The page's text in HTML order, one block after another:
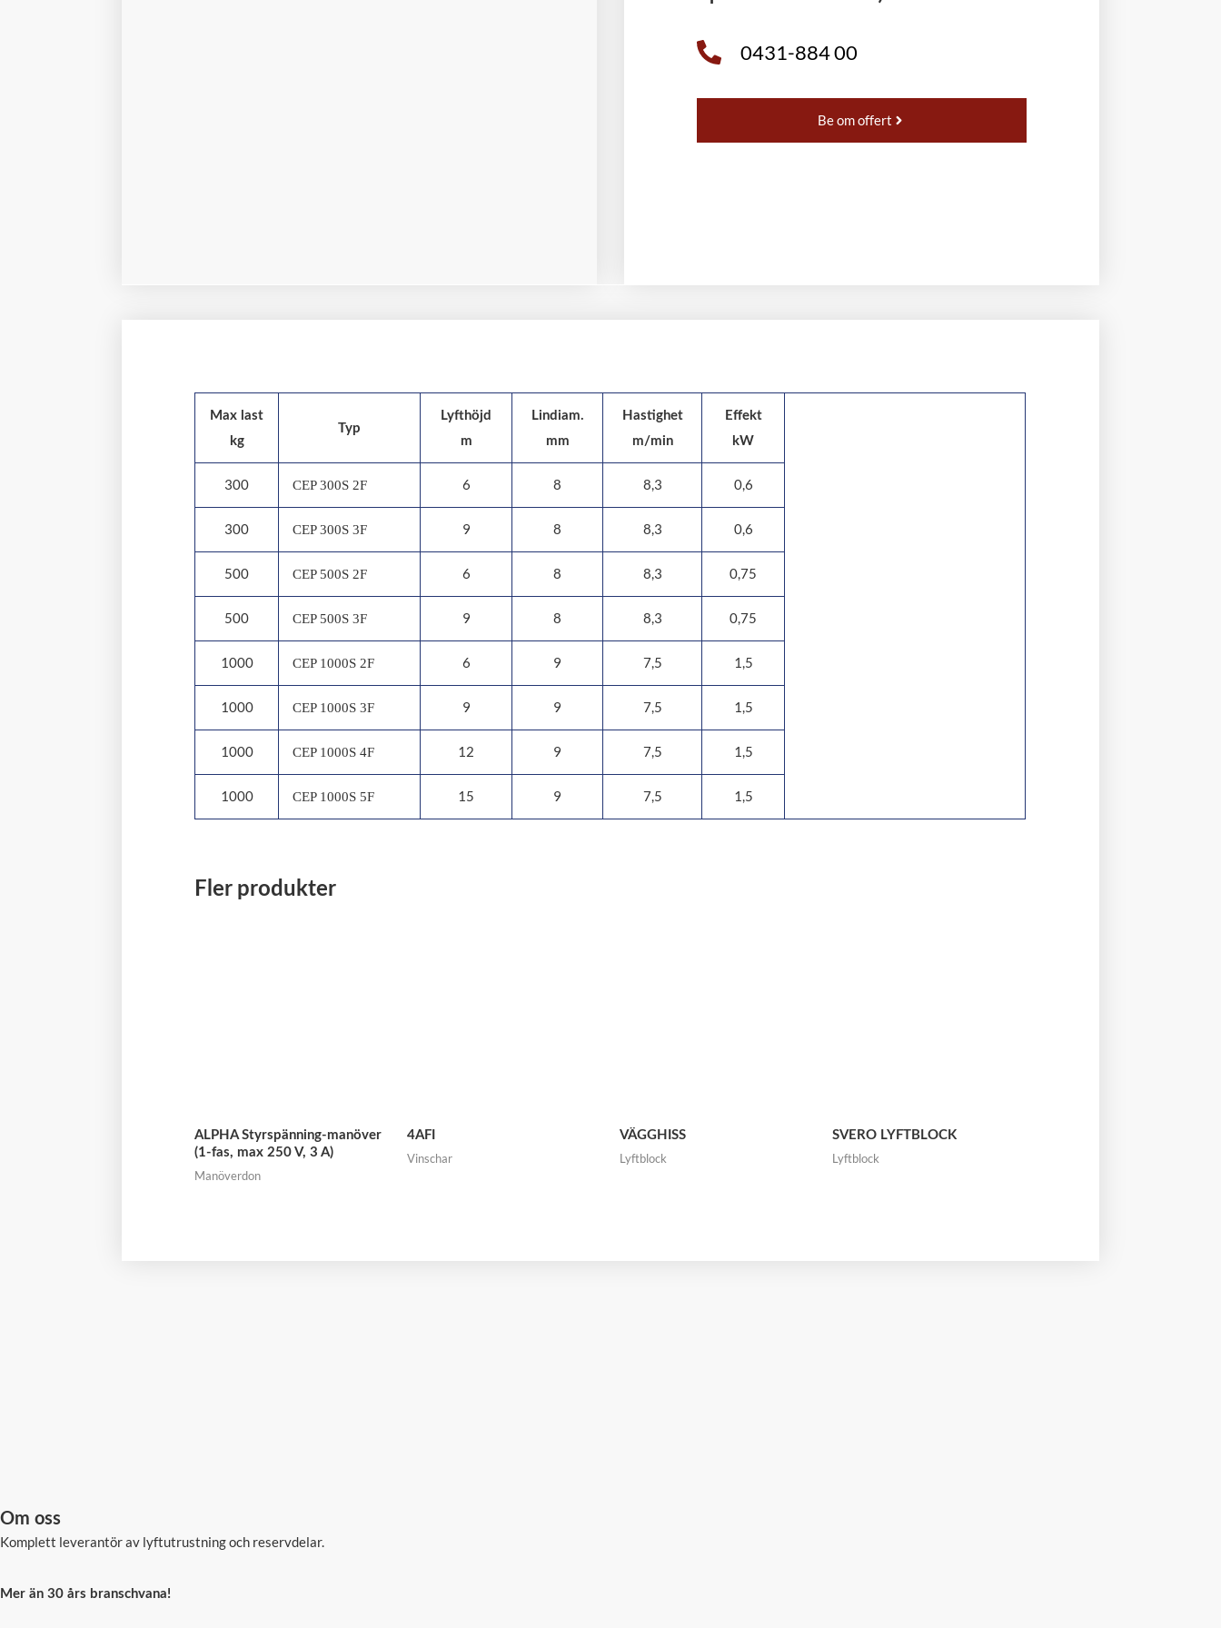
0431-884 00
Be om offert
Max last
kg
Typ
Lyfthöjd
m
Lindiam.
mm
Hastighet
m/min
Effekt
kW
300 CEP 300S 2F 6 8 8,3 0,6
300 CEP 300S 3F 9 8 8,3 0,6
500 CEP 500S 2F 6 8 8,3 0,75
500 CEP 500S 3F 9 8 8,3 0,75
1000 CEP 1000S 2F 6 9 7,5 1,5
1000 CEP 1000S 3F 9 9 7,5 1,5
1000 CEP 1000S 4F 12 9 7,5 1,5
1000 CEP 1000S 5F 15 9 7,5 1,5
Fler produkter
ALPHA Styrspänning-manöver
(1-fas, max 250 V, 3 A)
Manöverdon
4AFI
Vinschar
VÄGGHISS
Lyftblock
SVERO LYFTBLOCK
Lyftblock
Om oss
Komplett leverantör av lyftutrustning och reservdelar.
Mer än 30 års branschvana!